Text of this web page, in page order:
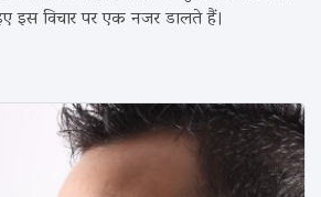
इस विचार पर एक नजर डालते हैं।